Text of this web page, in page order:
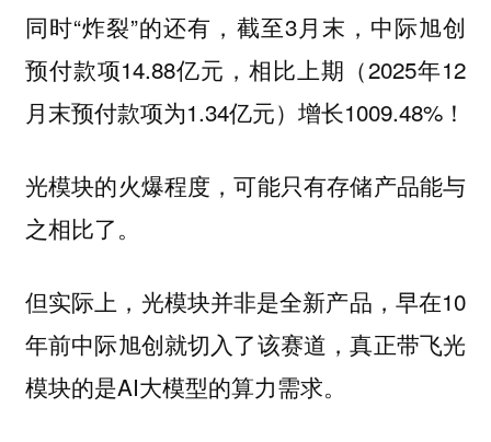
同时“炸裂”的还有，截至3月末，中际旭创
预付款项‌14.88亿元，相比上期（2025年12
月末预付款项‌为1.34亿元）增长1009.48%！
光模块的火爆程度，可能只有存储产品能与
之相比了。
但实际上，光模块并非是全新产品，早在10
年前中际旭创就切入了该赛道，真正带飞光
模块的是AI大模型的算力需求。